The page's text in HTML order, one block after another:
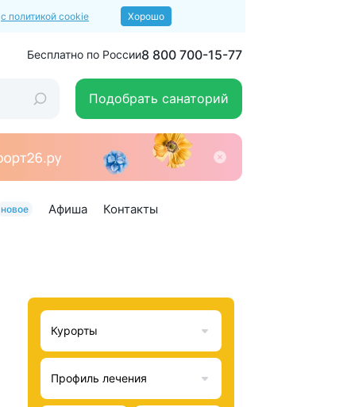
с политикой cookie Хорошо
Бесплатно по России8 800 700-15-77
Подобрать санаторий
новое Афиша Контакты
Курорты
Профиль лечения